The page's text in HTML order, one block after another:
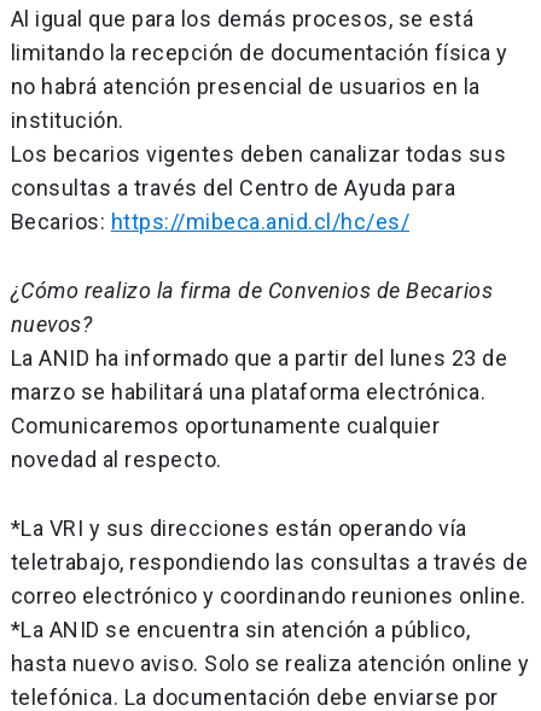
Al igual que para los demás procesos, se está
limitando la recepción de documentación física y
no habrá atención presencial de usuarios en la
institución.
Los becarios vigentes deben canalizar todas sus
consultas a través del Centro de Ayuda para
Becarios: https://mibeca.anid.cl/hc/es/
¿Cómo realizo la firma de Convenios de Becarios
nuevos?
La ANID ha informado que a partir del lunes 23 de
marzo se habilitará una plataforma electrónica.
Comunicaremos oportunamente cualquier
novedad al respecto.
*La VRI y sus direcciones están operando vía
teletrabajo, respondiendo las consultas a través de
correo electrónico y coordinando reuniones online.
*La ANID se encuentra sin atención a público,
hasta nuevo aviso. Solo se realiza atención online y
telefónica. La documentación debe enviarse por